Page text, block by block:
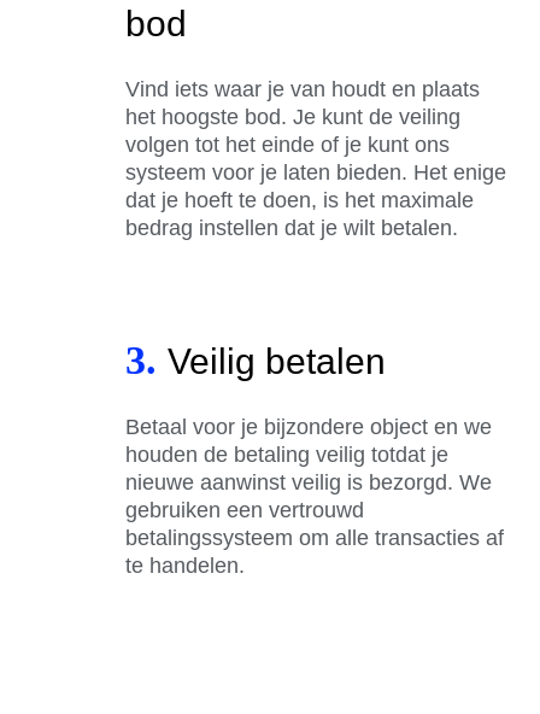
bod
Vind iets waar je van houdt en plaats
het hoogste bod. Je kunt de veiling
volgen tot het einde of je kunt ons
systeem voor je laten bieden. Het enige
dat je hoeft te doen, is het maximale
bedrag instellen dat je wilt betalen.
3. Veilig betalen
Betaal voor je bijzondere object en we
houden de betaling veilig totdat je
nieuwe aanwinst veilig is bezorgd. We
gebruiken een vertrouwd
betalingssysteem om alle transacties af
te handelen.